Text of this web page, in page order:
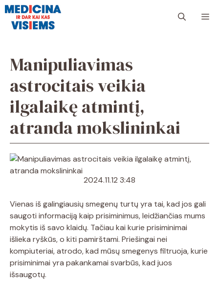
Pereiti
turinio
Manipuliavimas
astrocitais veikia
ilgalaikę atmintį,
atranda mokslininkai
2024.11.12 3:48
Vienas iš galingiausių smegenų turtų yra tai, kad jos gali
saugoti informaciją kaip prisiminimus, leidžiančias mums
mokytis iš savo klaidų. Tačiau kai kurie prisiminimai
išlieka ryškūs, o kiti pamirštami. Priešingai nei
kompiuteriai, atrodo, kad mūsų smegenys filtruoja, kurie
prisiminimai yra pakankamai svarbūs, kad juos
išsaugotų.